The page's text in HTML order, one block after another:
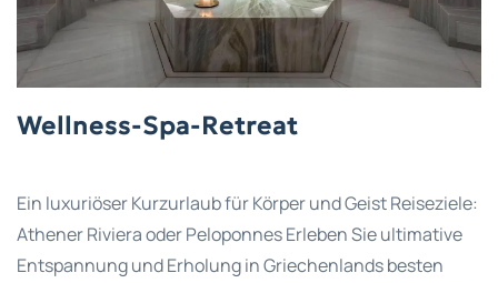
Wellness-Spa-Retreat
Ein luxuriöser Kurzurlaub für Körper und Geist Reiseziele:
Athener Riviera oder Peloponnes Erleben Sie ultimative
Entspannung und Erholung in Griechenlands besten